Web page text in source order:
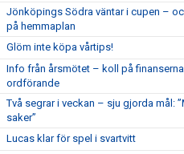
Jönköpings Södra väntar i cupen –
på hemmaplan
Glöm inte köpa vårtips!
Info från årsmötet – koll på
ordförande
Två segrar i veckan – sju gjorda mål:
saker”
Lucas klar för spel i svartvitt